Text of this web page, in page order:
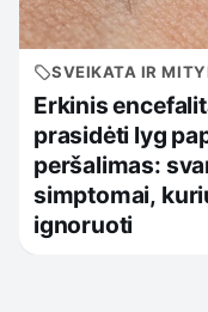
SVEIKATA IR
Erkinis
prasidėti lyg
peršalimas:
simptomai,
ignoruoti